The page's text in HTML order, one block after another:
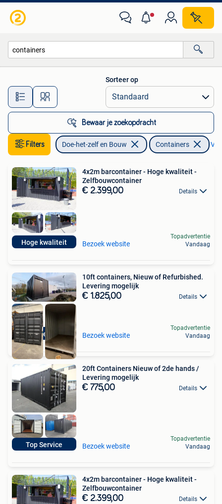
Alle afstanden…
Sorteer op
Bewaar je zoekopdracht
Filters Doe-het-zelf en Bouw Containers
Hoge kwaliteit
4x2m barcontainer - Hoge kwaliteit -
Zelfbouwcontainer
€ 2.399,00 Details
Bezoek website
Topadvertentie
Vandaag
Top Service
10ft containers, Nieuw of Refurbished.
Levering mogelijk
€ 1.825,00 Details
Bezoek website
Topadvertentie
Vandaag
Top Service
20ft Containers Nieuw of 2de hands /
Levering mogelijk
€ 775,00 Details
Bezoek website
Topadvertentie
Vandaag
4x2m barcontainer - Hoge kwaliteit -
Zelfbouwcontainer
€ 2.399,00 Details